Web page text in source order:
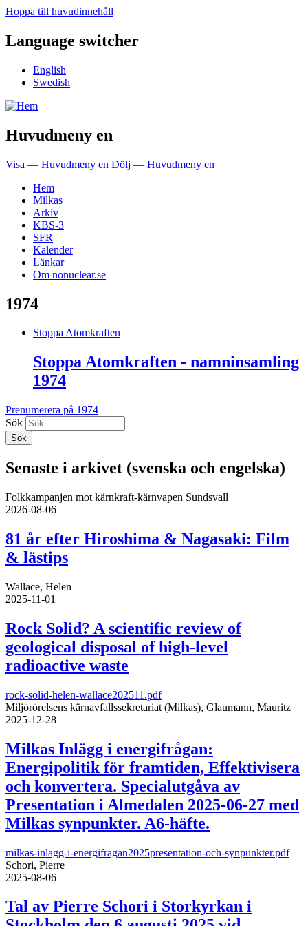
Hoppa till huvudinnehåll
Language switcher
English
Swedish
Huvudmeny en
Visa — Huvudmeny en Dölj — Huvudmeny en
Hem
Milkas
Arkiv
KBS-3
SFR
Kalender
Länkar
Om nonuclear.se
1974
Stoppa Atomkraften
Stoppa Atomkraften - namninsamling
1974
Prenumerera på 1974
Sök
Senaste i arkivet (svenska och engelska)
Folkkampanjen mot kärnkraft-kärnvapen Sundsvall
2026-08-06
81 år efter Hiroshima & Nagasaki: Film
& lästips
Wallace, Helen
2025-11-01
Rock Solid? A scientific review of
geological disposal of high-level
radioactive waste
rock-solid-helen-wallace202511.pdf
Miljörörelsens kärnavfallssekretariat (Milkas), Glaumann, Mauritz
2025-12-28
Milkas Inlägg i energifrågan:
Energipolitik för framtiden, Effektivisera
och konvertera. Specialutgåva av
Presentation i Almedalen 2025-06-27 med
Milkas synpunkter. A6-häfte.
milkas-inlagg-i-energifragan2025presentation-och-synpunkter.pdf
Schori, Pierre
2025-08-06
Tal av Pierre Schori i Storkyrkan i